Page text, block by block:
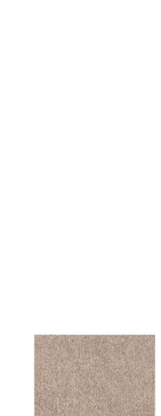
für soziale Medien anbieten zu
Partner können diese Informationen
im Rahmen Ihrer Nutzung der
Website zu ermöglichen, wie zum
Diese Cookies
Das Ziel ist es, Anzeigen
somit wertvoller für Herausgeber und